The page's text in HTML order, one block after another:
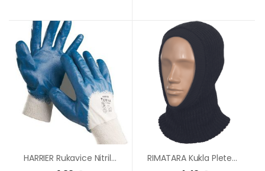
HARRIER Rukavice Nitrilové Modré RIMATARA Kukla Pletená Hrubá